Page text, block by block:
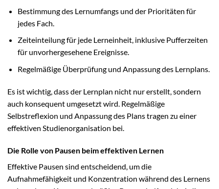
Bestimmung des Lernumfangs und der Prioritäten für
jedes Fach.
Zeiteinteilung für jede Lerneinheit, inklusive Pufferzeiten
für unvorhergesehene Ereignisse.
Regelmäßige Überprüfung und Anpassung des Lernplans.
Es ist wichtig, dass der Lernplan nicht nur erstellt, sondern
auch konsequent umgesetzt wird. Regelmäßige
Selbstreflexion und Anpassung des Plans tragen zu einer
effektiven Studienorganisation bei.
Die Rolle von Pausen beim effektiven Lernen
Effektive Pausen sind entscheidend, um die
Aufnahmefähigkeit und Konzentration während des Lernens